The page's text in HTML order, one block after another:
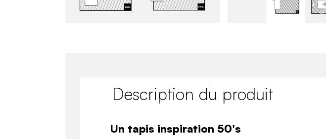
Description du produit
Un tapis inspiration 50's